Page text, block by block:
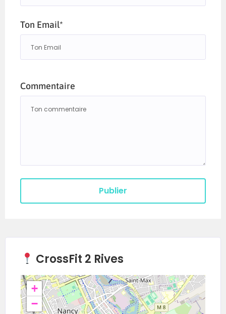
Ton Email*
Commentaire
CrossFit 2 Rives
+
−